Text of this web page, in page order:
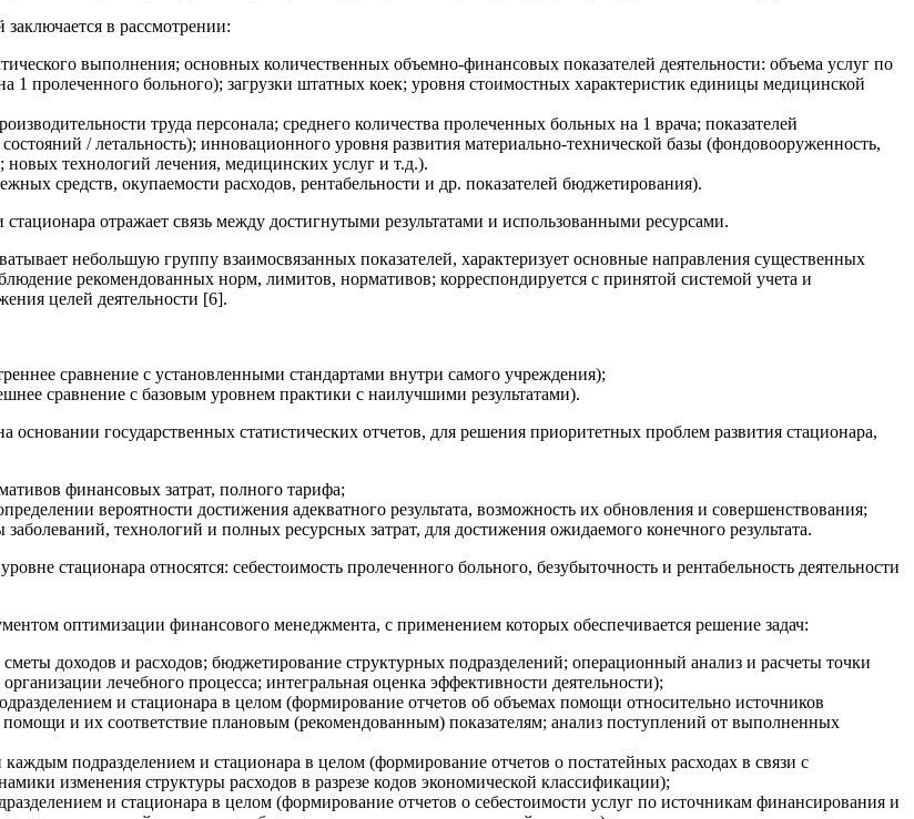
в рассмотрении:
выполнения; основных количественных объемно-финансовых показателей деятельности: объема услуг по
пролеченного больного); загрузки штатных коек; уровня стоимостных характеристик единицы медицинской
труда персонала; среднего количества пролеченных больных на 1 врача; показателей
/ летальность); инновационного уровня развития материально-технической базы (фондовооруженность,
технологий лечения, медицинских услуг и т.д.).
средств, окупаемости расходов, рентабельности и др. показателей бюджетирования).
отражает связь между достигнутыми результатами и использованными ресурсами.
небольшую группу взаимосвязанных показателей, характеризует основные направления существенных
рекомендованных норм, лимитов, нормативов; корреспондируется с принятой системой учета и
целей деятельности [6].
сравнение с установленными стандартами внутри самого учреждения);
сравнение с базовым уровнем практики с наилучшими результатами).
государственных статистических отчетов, для решения приоритетных проблем развития стационара,
финансовых затрат, полного тарифа;
вероятности достижения адекватного результата, возможность их обновления и совершенствования;
технологий и полных ресурсных затрат, для достижения ожидаемого конечного результата.
стационара относятся: себестоимость пролеченного больного, безубыточность и рентабельность деятельности
оптимизации финансового менеджмента, с применением которых обеспечивается решение задач:
доходов и расходов; бюджетирование структурных подразделений; операционный анализ и расчеты точки
лечебного процесса; интегральная оценка эффективности деятельности);
и стационара в целом (формирование отчетов об объемах помощи относительно источников
и их соответствие плановым (рекомендованным) показателям; анализ поступлений от выполненных
подразделением и стационара в целом (формирование отчетов о постатейных расходах в связи с
изменения структуры расходов в разрезе кодов экономической классификации);
и стационара в целом (формирование отчетов о себестоимости услуг по источникам финансирования и